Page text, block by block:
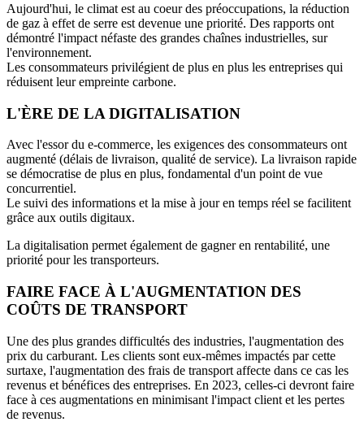
Aujourd'hui, le climat est au coeur des préoccupations, la réduction
de gaz à effet de serre est devenue une priorité. Des rapports ont
démontré l'impact néfaste des grandes chaînes industrielles, sur
l'environnement.
Les consommateurs privilégient de plus en plus les entreprises qui
réduisent leur empreinte carbone.
L'ÈRE DE LA DIGITALISATION
Avec l'essor du e-commerce, les exigences des consommateurs ont
augmenté (délais de livraison, qualité de service). La livraison rapide
se démocratise de plus en plus, fondamental d'un point de vue
concurrentiel.
Le suivi des informations et la mise à jour en temps réel se facilitent
grâce aux outils digitaux.
La digitalisation permet également de gagner en rentabilité, une
priorité pour les transporteurs.
FAIRE FACE À L'AUGMENTATION DES
COÛTS DE TRANSPORT
Une des plus grandes difficultés des industries, l'augmentation des
prix du carburant. Les clients sont eux-mêmes impactés par cette
surtaxe, l'augmentation des frais de transport affecte dans ce cas les
revenus et bénéfices des entreprises. En 2023, celles-ci devront faire
face à ces augmentations en minimisant l'impact client et les pertes
de revenus.